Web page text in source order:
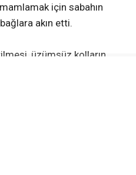
için sabahın
akın etti.
üzümsüz kolların